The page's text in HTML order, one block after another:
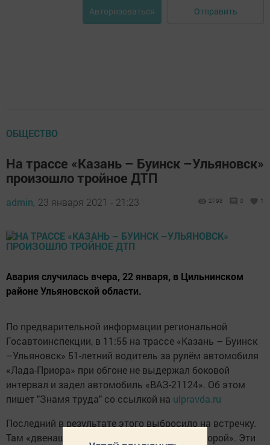
Авторизоваться Отправить
ОБЩЕСТВО
На трассе «Казань – Буинск –Ульяновск»
произошло тройное ДТП
admin, 23 января 2021 - 21:23 2798 0 1
Авария случилась вчера, 22 января, в Цильнинском
районе Ульяновской области.
По предварительной информации региональной
Госавтоинспекции, в 11:55 на трассе «Казань – Буинск
–Ульяновск» 51-летний водитель за рулём автомобиля
«Лада-Приора» при обгоне не выдержал боковой
интервал и задел автомобиль «ВАЗ-21124». Об этом
пишет "Знамя труда" со ссылкой на ulpravda.ru
Последний в результате этого выбросило на встречку.
Там «двенашка» столкнулась с другой «Приорой». Эти